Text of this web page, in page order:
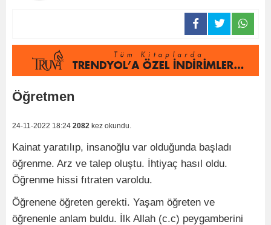
Öğretmen
24-11-2022 18:24 2082 kez okundu.
Kainat yaratılıp, insanoğlu var olduğunda başladı
öğrenme. Arz ve talep oluştu. İhtiyaç hasıl oldu.
Öğrenme hissi fıtraten varoldu.
Öğrenene öğreten gerekti. Yaşam öğreten ve
öğrenenle anlam buldu. İlk Allah (c.c) peygamberini